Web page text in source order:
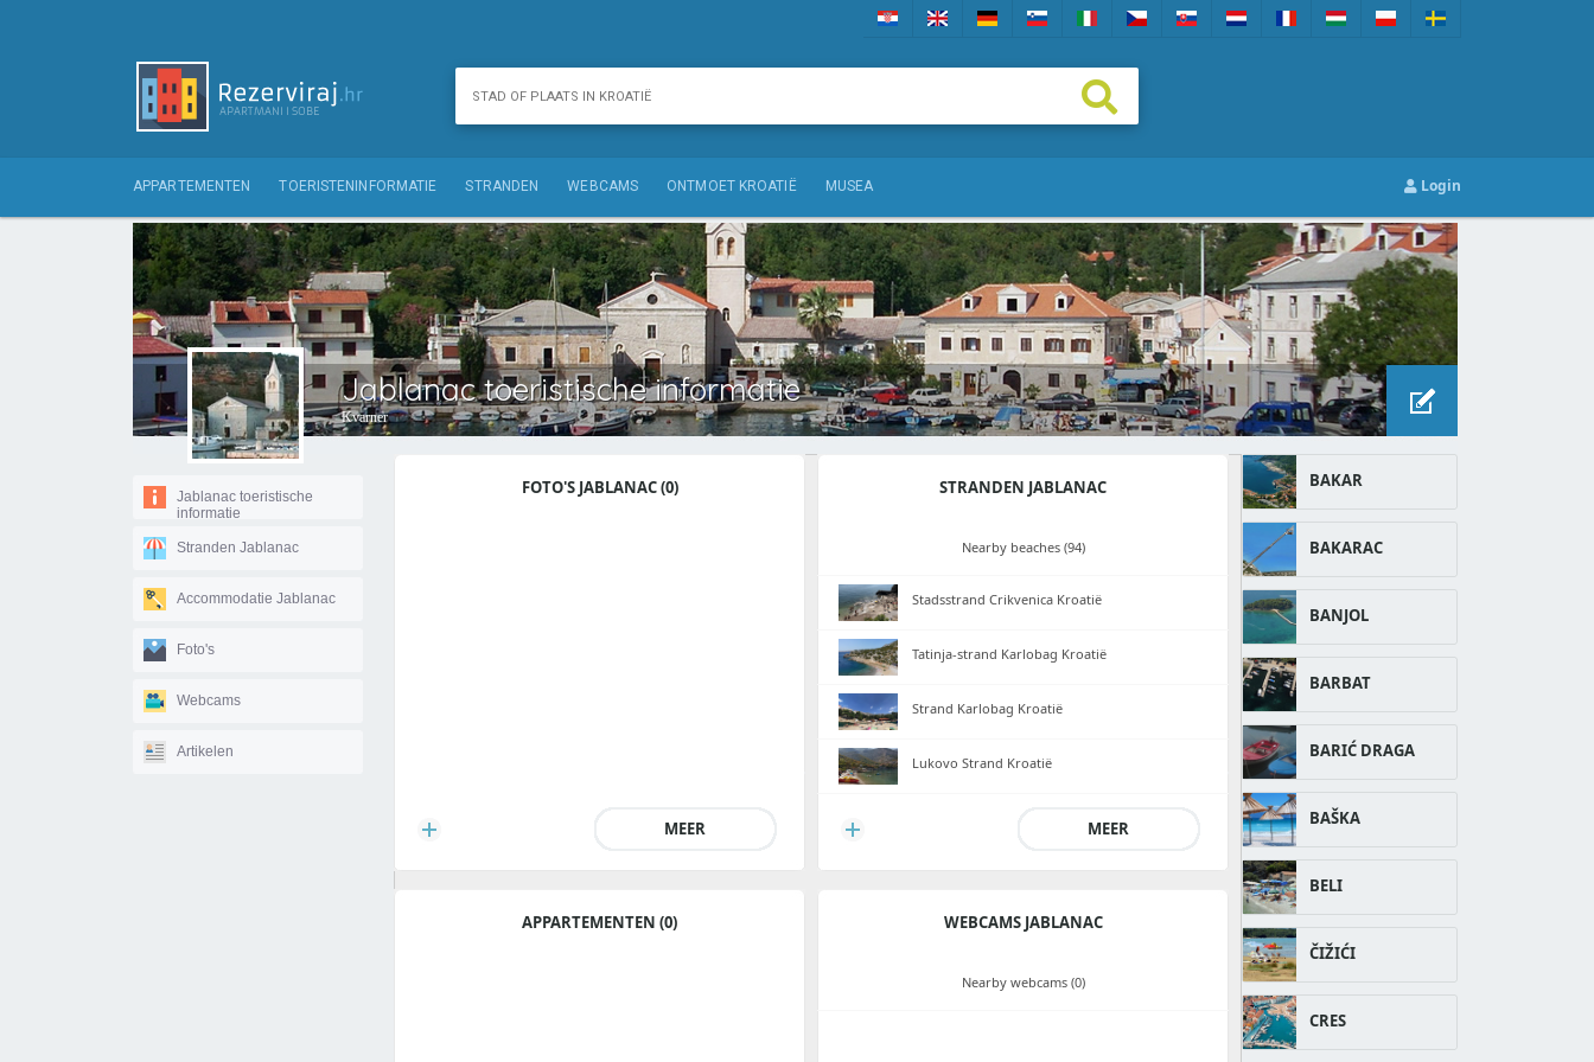
APPARTEMENTEN TOERISTENINFORMATIE STRANDEN WEBCAMS ONTMOET KROATIË MUSEA Login
Jablanac toeristische informatie
Kvarner
Jablanac toeristische
informatie
Stranden Jablanac
Accommodatie Jablanac
Foto's
Webcams
Artikelen
FOTO'S JABLANAC (0)
MEER
APPARTEMENTEN (0)
STRANDEN JABLANAC
Nearby beaches (94)
Stadsstrand Crikvenica Kroatië
Tatinja-strand Karlobag Kroatië
Strand Karlobag Kroatië
Lukovo Strand Kroatië
MEER
WEBCAMS JABLANAC
Nearby webcams (0)
BAKAR
BAKARAC
BANJOL
BARBAT
BARIĆ DRAGA
BAŠKA
BELI
ČIŽIĆI
CRES